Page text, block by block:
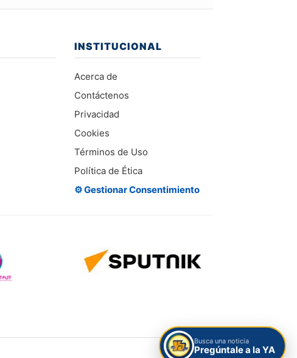
Busca una noticia
Pregúntale a la YA
INSTITUCIONAL
Acerca de
Contáctenos
Privacidad
Cookies
Términos de Uso
Política de Ética
⚙️ Gestionar Consentimiento